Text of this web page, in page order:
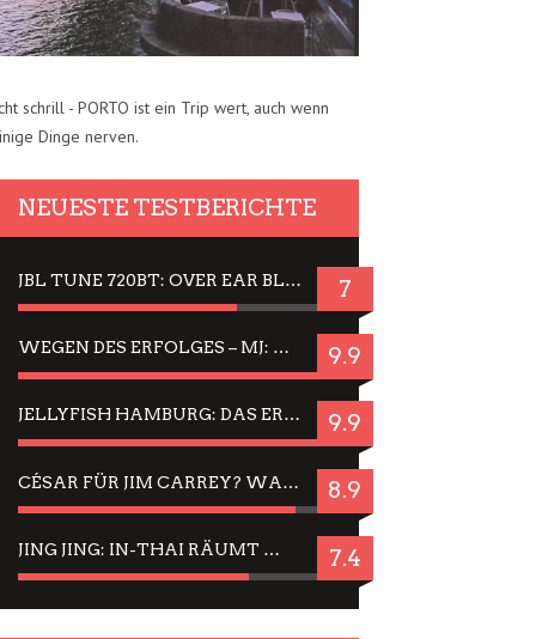
schrill - PORTO ist ein Trip wert, auch wenn
Dinge nerven.
NEUESTE TESTBERICHTE
JBL TUNE 720BT: OVER EAR BLUETOOTH KOPFHÖRER UM DIE 50,-€ IM DAUER-TEST 7
WEGEN DES ERFOLGES – MJ: MICHAEL JACKSON MUSICAL IN EINER MATINEE SEHEN 9.9
JELLYFISH HAMBURG: DAS ERFOLGREICHE SOMMER-MENÜ 2025 IN GEFÜHLEN UND BILDERN 9.9
CÉSAR FÜR JIM CARREY? WARUM DAS EINER DER NERVIGSTEN ACTORS IST UND BLEIBT 8.9
JING JING: IN-THAI RÄUMT WIEDER TITEL AB – EIN ZWEI-STUNDEN-ERLEBNISBERICHT 7.4